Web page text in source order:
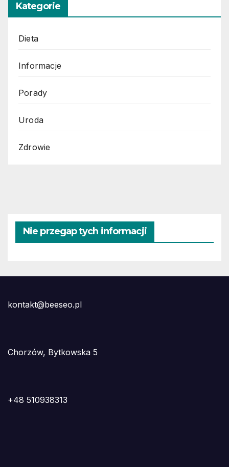
Kategorie
Dieta
Informacje
Porady
Uroda
Zdrowie
Nie przegap tych informacji
kontakt@beeseo.pl
Chorzów, Bytkowska 5
+48 510938313